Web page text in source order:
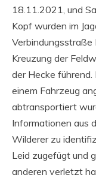
18.11.2021, und
Kopf wurden im
Verbindungsstraße
Kreuzung der
der Hecke
einem Fahrzeug
abtransportiert
Informationen aus
Wilderer zu
Leid zugefügt und
anderen verletzt